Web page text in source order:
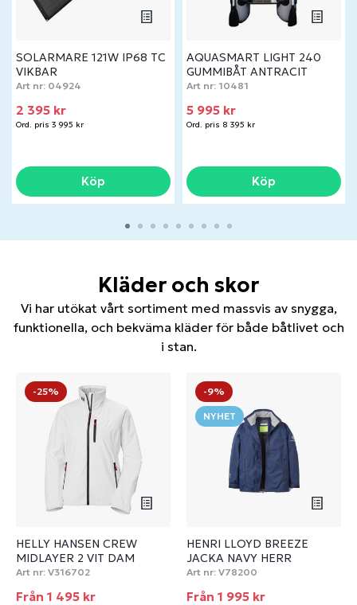
SOLARMARE 121W IP68 TC
VIKBAR
Art nr: 04924
2 395 kr
Ord. pris 3 995 kr
Köp
AQUASMART LIGHT 240
GUMMIBÅT ANTRACIT
Art nr: 10481
5 995 kr
Ord. pris 8 395 kr
Köp
Kläder och skor
Vi har utökat vårt sortiment med massvis av snygga,
funktionella, och bekväma kläder för både båtlivet och
i stan.
-25%
HELLY HANSEN CREW
MIDLAYER 2 VIT DAM
Art nr: V316702
Från 1 495 kr
-9%
NYHET
HENRI LLOYD BREEZE
JACKA NAVY HERR
Art nr: V78200
Från 1 995 kr